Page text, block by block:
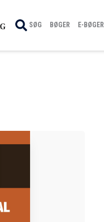
SØG BØGER E-BØGER